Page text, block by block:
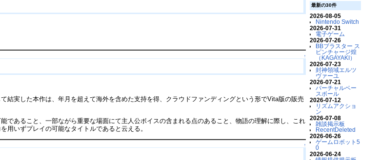
↑
実した本作は、年月を超えて海外を含めた支持を得、クラウドファンディングという形でVita版の販売
あること、一部ながら重要な場面にて主人公ボイスの含まれる点のあること、物語の理解に際し、これ
用いずプレイの可能なタイトルであると云える。
↑
最新の30件
2026-08-05
Nintendo Switch
2026-07-31
電子ゲーム
2026-07-26
BBブラスター ス
ピンチャージ煌
（KAGAYAKI）
2026-07-23
封神領域エルツ
ヴァーユ
2026-07-21
バーチャルベー
スボール
2026-07-12
リズムアクショ
ン
2026-07-08
雑談掲示板
RecentDeleted
2026-06-26
ゲームロボット5
0
2026-06-24